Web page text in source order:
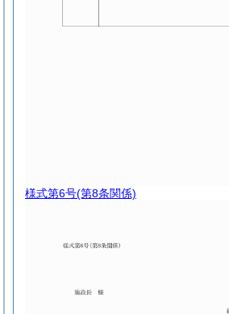
様式第6号(第8条関係)